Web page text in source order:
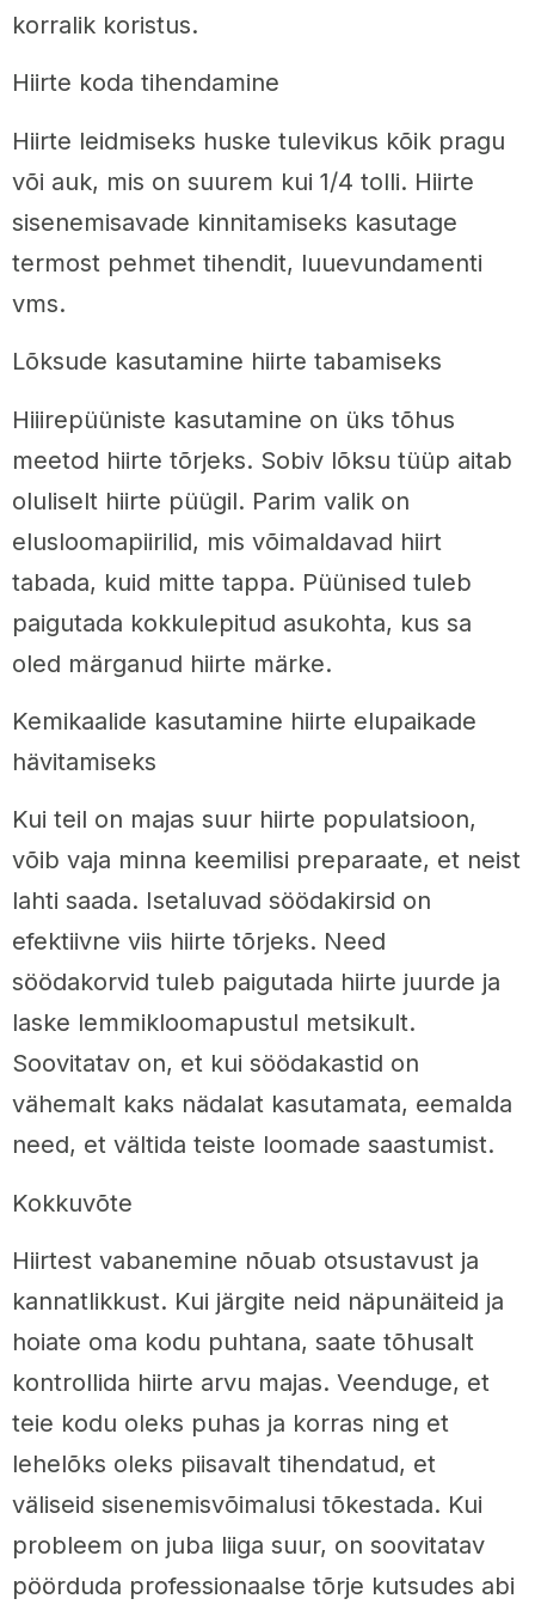
korralik koristus.
Hiirte koda tihendamine
Hiirte leidmiseks huske tulevikus kõik pragu
või auk, mis on suurem kui 1/4 tolli. Hiirte
sisenemisavade kinnitamiseks kasutage
termost pehmet tihendit, luuevundamenti
vms.
Lõksude kasutamine hiirte tabamiseks
Hiiirepüüniste kasutamine on üks tõhus
meetod hiirte tõrjeks. Sobiv lõksu tüüp aitab
oluliselt hiirte püügil. Parim valik on
elusloomapiirilid, mis võimaldavad hiirt
tabada, kuid mitte tappa. Püünised tuleb
paigutada kokkulepitud asukohta, kus sa
oled märganud hiirte märke.
Kemikaalide kasutamine hiirte elupaikade
hävitamiseks
Kui teil on majas suur hiirte populatsioon,
võib vaja minna keemilisi preparaate, et neist
lahti saada. Isetaluvad söödakirsid on
efektiivne viis hiirte tõrjeks. Need
söödakorvid tuleb paigutada hiirte juurde ja
laske lemmikloomapustul metsikult.
Soovitatav on, et kui söödakastid on
vähemalt kaks nädalat kasutamata, eemalda
need, et vältida teiste loomade saastumist.
Kokkuvõte
Hiirtest vabanemine nõuab otsustavust ja
kannatlikkust. Kui järgite neid näpunäiteid ja
hoiate oma kodu puhtana, saate tõhusalt
kontrollida hiirte arvu majas. Veenduge, et
teie kodu oleks puhas ja korras ning et
lehelõks oleks piisavalt tihendatud, et
väliseid sisenemisvõimalusi tõkestada. Kui
probleem on juba liiga suur, on soovitatav
pöörduda professionaalse tõrje kutsudes abi